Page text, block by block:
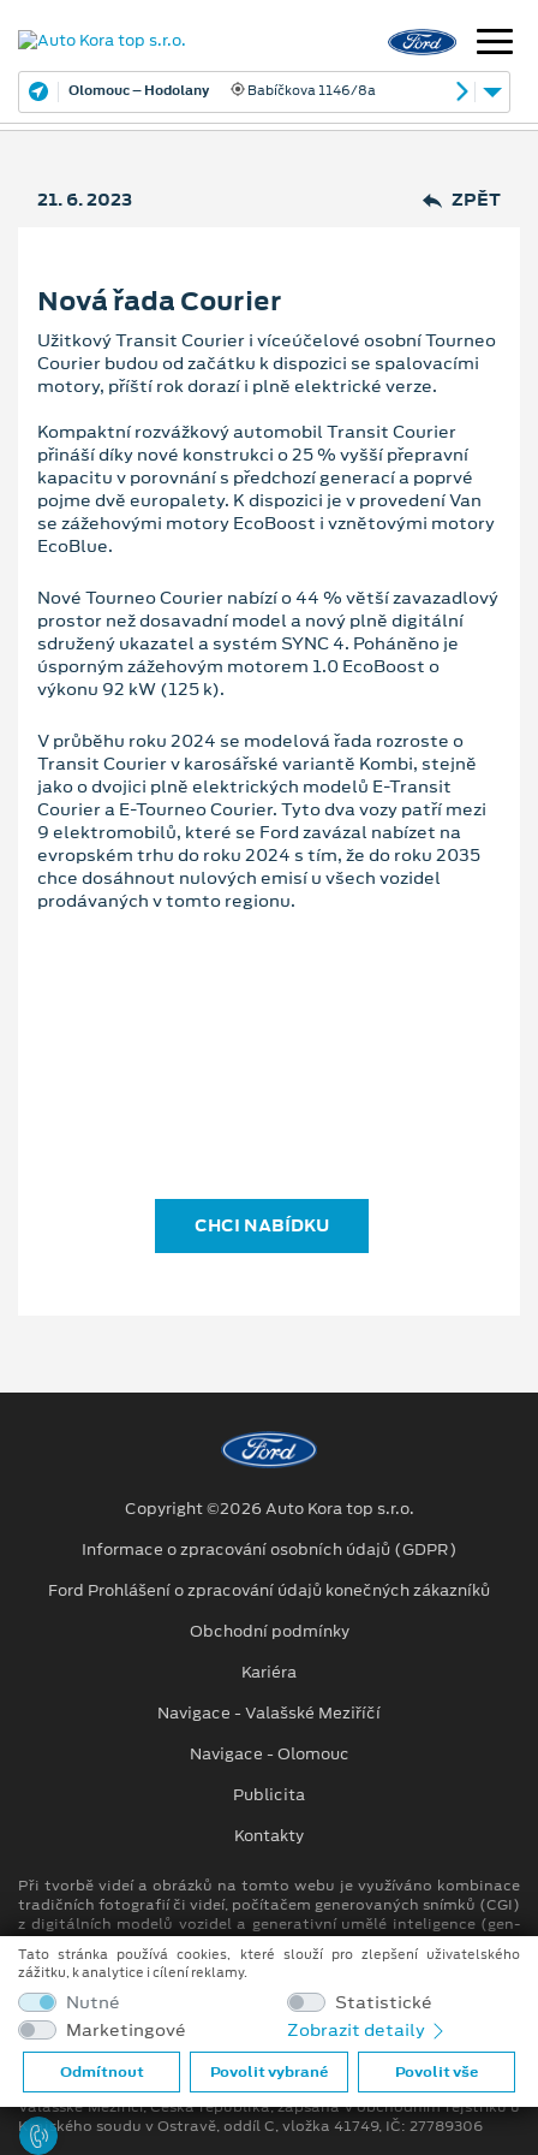
Olomouc – Hodolany Babíčkova 1146/8a
21. 6. 2023 ZPĚT
Nová řada Courier
Užitkový Transit Courier i víceúčelové osobní Tourneo
Courier budou od začátku k dispozici se spalovacími
motory, příští rok dorazí i plně elektrické verze.
Kompaktní rozvážkový automobil Transit Courier
přináší díky nové konstrukci o 25 % vyšší přepravní
kapacitu v porovnání s předchozí generací a poprvé
pojme dvě europalety. K dispozici je v provedení Van
se zážehovými motory EcoBoost i vznětovými motory
EcoBlue.
Nové Tourneo Courier nabízí o 44 % větší zavazadlový
prostor než dosavadní model a nový plně digitální
sdružený ukazatel a systém SYNC 4. Poháněno je
úsporným zážehovým motorem 1.0 EcoBoost o
výkonu 92 kW (125 k).
V průběhu roku 2024 se modelová řada rozroste o
Transit Courier v karosářské variantě Kombi, stejně
jako o dvojici plně elektrických modelů E-Transit
Courier a E-Tourneo Courier. Tyto dva vozy patří mezi
9 elektromobilů, které se Ford zavázal nabízet na
evropském trhu do roku 2024 s tím, že do roku 2035
chce dosáhnout nulových emisí u všech vozidel
prodávaných v tomto regionu.
CHCI NABÍDKU
Copyright ©2026 Auto Kora top s.r.o.
Informace o zpracování osobních údajů (GDPR)
Ford Prohlášení o zpracování údajů konečných zákazníků
Obchodní podmínky
Kariéra
Navigace - Valašské Meziříčí
Navigace - Olomouc
Publicita
Kontakty
Při tvorbě videí a obrázků na tomto webu je využíváno kombinace
tradičních fotografií či videí, počítačem generovaných snímků (CGI)
z digitálních modelů vozidel a generativní umělé inteligence (gen-
Auto Kora top s.r.o.
M. Alše 780, Krásno nad Bečvou
757 01 Valašské Meziříčí
info.vm@autokora.cz
Společnost se sídlem M. Alše 780, Krásno nad Bečvou, 757 01
Valašské Meziříčí, Česká republika, zapsána v obchodním rejstříku u
Krajského soudu v Ostravě, oddíl C, vložka 41749, IČ: 27789306
Tato stránka používá cookies, které slouží pro zlepšení uživatelského
zážitku, k analytice i cílení reklamy.
Nutné
Statistické
Marketingové
Zobrazit detaily
Odmítnout Povolit vybrané Povolit vše